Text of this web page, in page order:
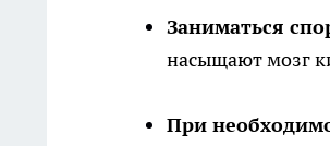
Заниматься
насыщают мозг
При